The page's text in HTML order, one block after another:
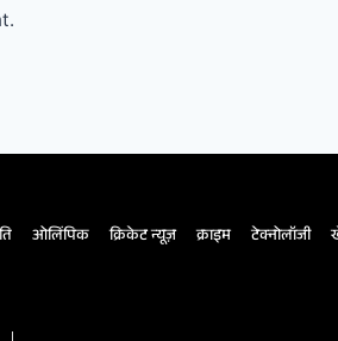
ओलिंपिक क्रिकेट न्यूज़ क्राइम टेक्नोलॉजी